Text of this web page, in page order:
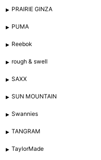
PRAIRIE GINZA
PUMA
Reebok
rough & swell
SAXX
SUN MOUNTAIN
Swannies
TANGRAM
TaylorMade